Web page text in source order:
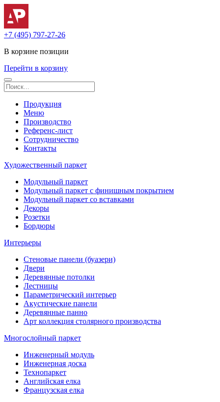
+7 (495) 797-27-26
В корзине позиции
Перейти в корзину
Продукция
Меню
Производство
Референс-лист
Сотрудничество
Контакты
Художественный паркет
Модульный паркет
Модульный паркет с финишным покрытием
Модульный паркет со вставками
Декоры
Розетки
Бордюры
Интерьеры
Стеновые панели (буазери)
Двери
Деревянные потолки
Лестницы
Параметрический интерьер
Акустические панели
Деревянные панно
Арт коллекция столярного производства
Многослойный паркет
Инженерный модуль
Инженерная доска
Технопаркет
Английская елка
Французская елка